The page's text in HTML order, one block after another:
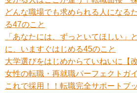
どんな職場でも求められる人になる
る47のこと
「あなたには、ずっといてほしい」
に、いますぐはじめる45のこと
大学選びをはじめからていねいに【改
女性の転職・再就職パーフェクトガ
これで採用！！転職完全サポートブ